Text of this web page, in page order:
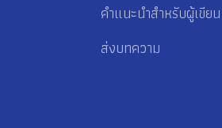
คำแนะนำสำหรับผู้เขียน
ส่งบทความ